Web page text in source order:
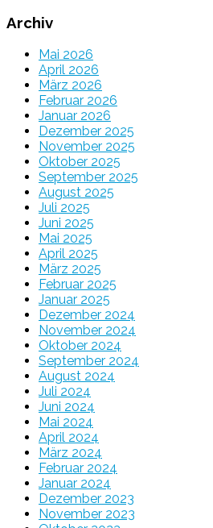
Archiv
Mai 2026
April 2026
März 2026
Februar 2026
Januar 2026
Dezember 2025
November 2025
Oktober 2025
September 2025
August 2025
Juli 2025
Juni 2025
Mai 2025
April 2025
März 2025
Februar 2025
Januar 2025
Dezember 2024
November 2024
Oktober 2024
September 2024
August 2024
Juli 2024
Juni 2024
Mai 2024
April 2024
März 2024
Februar 2024
Januar 2024
Dezember 2023
November 2023